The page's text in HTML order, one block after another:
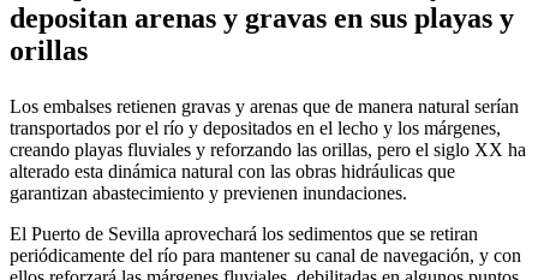
depositan arenas y gravas en sus playas y
orillas
Los embalses retienen gravas y arenas que de manera natural serían
transportados por el río y depositados en el lecho y los márgenes,
creando playas fluviales y reforzando las orillas, pero el siglo XX ha
alterado esta dinámica natural con las obras hidráulicas que
garantizan abastecimiento y previenen inundaciones.
El Puerto de Sevilla aprovechará los sedimentos que se retiran
periódicamente del río para mantener su canal de navegación, y con